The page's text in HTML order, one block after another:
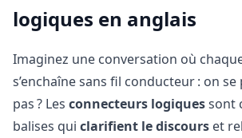
logiques en anglais
Imaginez une conversation où
s’enchaîne sans fil conducteur : on se
pas ? Les connecteurs logiquessont
balises qui clarifient le discours et